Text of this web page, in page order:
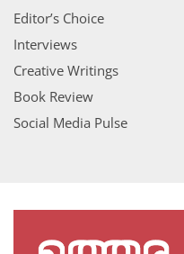
Editor’s Choice
Interviews
Creative Writings
Book Review
Social Media Pulse